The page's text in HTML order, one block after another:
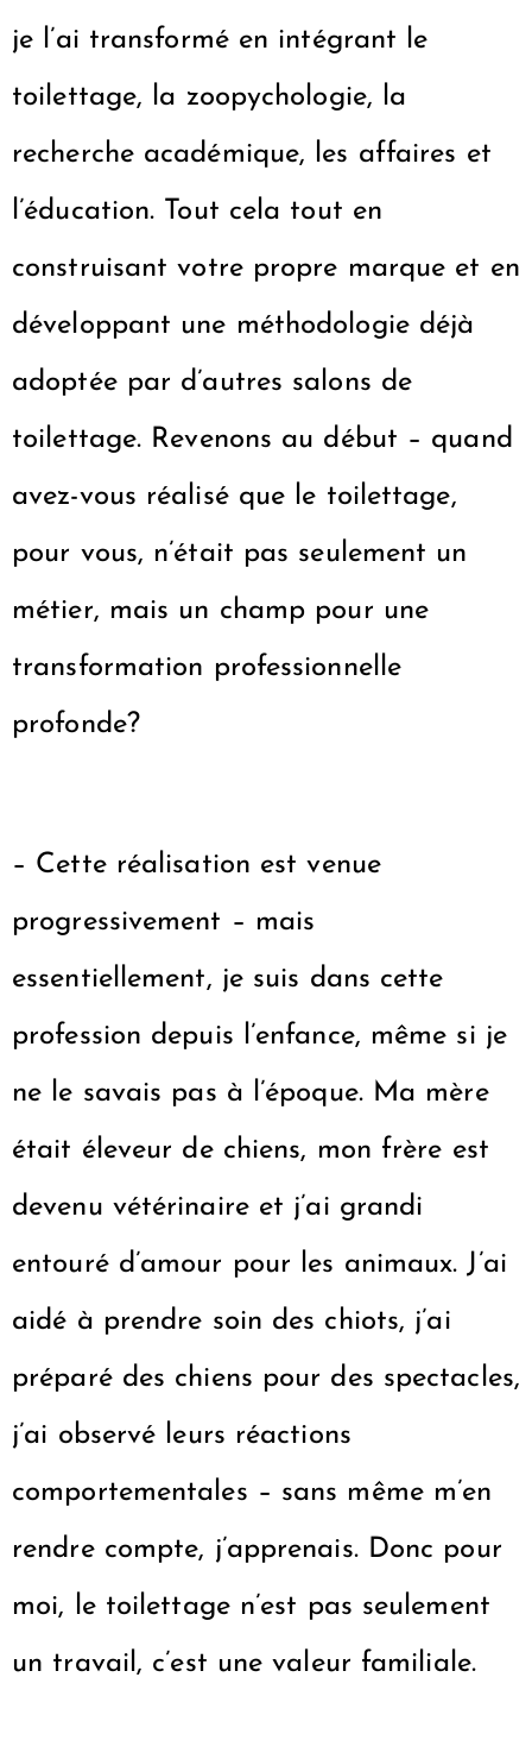
je l’ai transformé en intégrant le
toilettage, la zoopychologie, la
recherche académique, les affaires et
l’éducation. Tout cela tout en
construisant votre propre marque et en
développant une méthodologie déjà
adoptée par d’autres salons de
toilettage. Revenons au début – quand
avez-vous réalisé que le toilettage,
pour vous, n’était pas seulement un
métier, mais un champ pour une
transformation professionnelle
profonde?
– Cette réalisation est venue
progressivement – mais
essentiellement, je suis dans cette
profession depuis l’enfance, même si je
ne le savais pas à l’époque. Ma mère
était éleveur de chiens, mon frère est
devenu vétérinaire et j’ai grandi
entouré d’amour pour les animaux. J’ai
aidé à prendre soin des chiots, j’ai
préparé des chiens pour des spectacles,
j’ai observé leurs réactions
comportementales – sans même m’en
rendre compte, j’apprenais. Donc pour
moi, le toilettage n’est pas seulement
un travail, c’est une valeur familiale.